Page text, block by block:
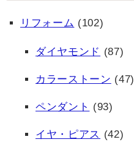
リフォーム (102)
ダイヤモンド (87)
カラーストーン (47)
ペンダント (93)
イヤ・ピアス (42)